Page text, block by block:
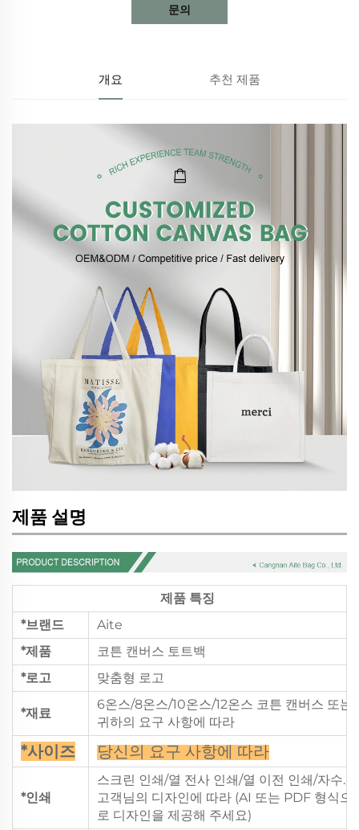
문의
개요 추천 제품
제품 설명
제품 특징
*브랜드
Aite
*제품
코튼 캔버스 토트백
*로고
맞춤형 로고
*재료
6온스/8온스/10온스/12온스 코튼 캔버스 또는
귀하의 요구 사항에 따라
*사이즈 당신의 요구 사항에 따라
*인쇄
스크린 인쇄/열 전사 인쇄/열 이전 인쇄/자수.
고객님의 디자인에 따라 (AI 또는 PDF 형식으
로 디자인을 제공해 주세요)